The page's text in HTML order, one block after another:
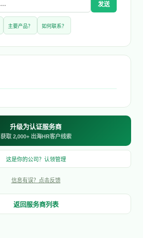
发送
主要产品？ 如何联系？
升级为认证服务商
获取 2,000+ 出海HR客户线索
这是你的公司？认领管理
信息有误？点击反馈
返回服务商列表